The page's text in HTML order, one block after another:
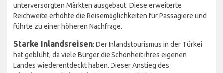
unterversorgten Märkten ausgebaut. Diese erweiterte
Reichweite erhöhte die Reisemöglichkeiten für Passagiere und
führte zu einer höheren Nachfrage.
Starke Inlandsreisen: Der Inlandstourismus in der Türkei
hat geblüht, da viele Bürger die Schönheit ihres eigenen
Landes wiederentdeckt haben. Dieser Anstieg des